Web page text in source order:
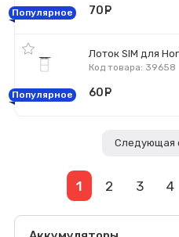
Популярное 70
Лоток SIM для
Код товара: 39658
Популярное 60
Следующая
1 2 3 4